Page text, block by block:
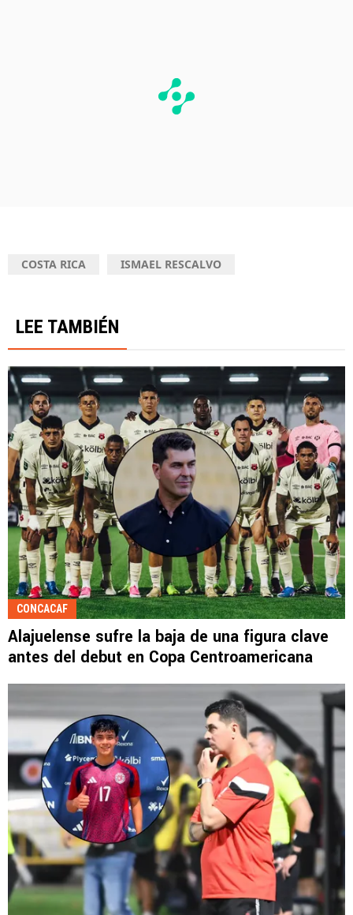
COSTA RICA ISMAEL RESCALVO
LEE TAMBIÉN
CONCACAF
Alajuelense sufre la baja de una figura clave
antes del debut en Copa Centroamericana